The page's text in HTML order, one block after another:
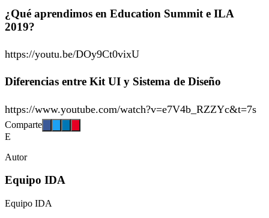
¿Qué aprendimos en Education Summit e ILA
2019?
https://youtu.be/DOy9Ct0vixU
Diferencias entre Kit UI y Sistema de Diseño
https://www.youtube.com/watch?v=e7V4b_RZZYc&t=7s
Comparte
E
Autor
Equipo IDA
Equipo IDA